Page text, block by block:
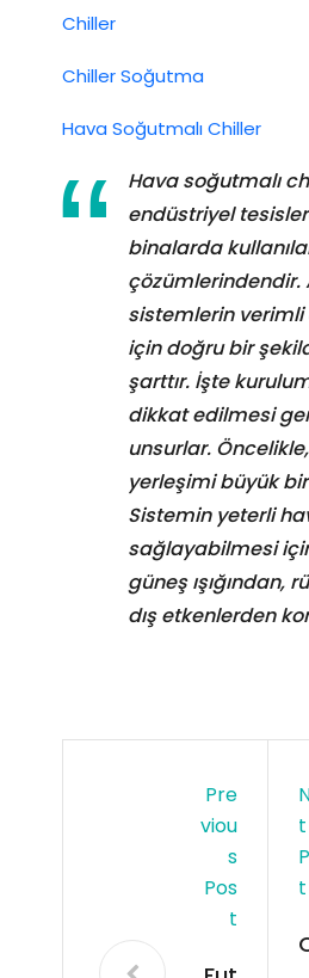
Chiller
Chiller Soğutma
Hava Soğutmalı Chiller
Hava soğutmalı
endüstriyel
binalarda
çözümlerindendir.
sistemlerin verimli
için doğru bir
şarttır. İşte
dikkat edilmesi
unsurlar.
yerleşimi büyük
Sistemin yeterli
sağlayabilmesi
güneş ışığından,
dış etkenlerden
Pre
Viou
S
Pos
T
T
T